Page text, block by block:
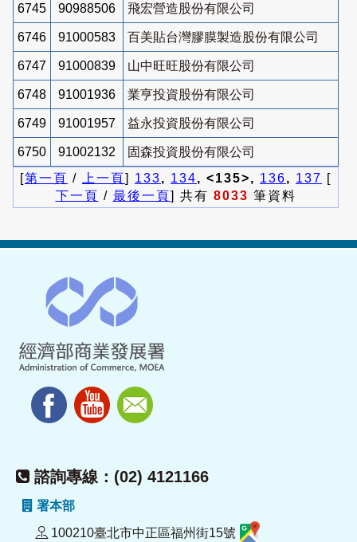
6745 90988506 飛宏營造股份有限公司
6746 91000583 百美貼台灣膠膜製造股份有限公司
6747 91000839 山中旺旺股份有限公司
6748 91001936 業亨投資股份有限公司
6749 91001957 益永投資股份有限公司
6750 91002132
固森投資股份有限公司
[第一頁 / 上一頁] 133, 134, <135>, 136, 137 [
下一頁 / 最後一頁] 共有 8033 筆資料
諮詢專線：(02) 4121166
署本部
100210臺北市中正區福州街15號